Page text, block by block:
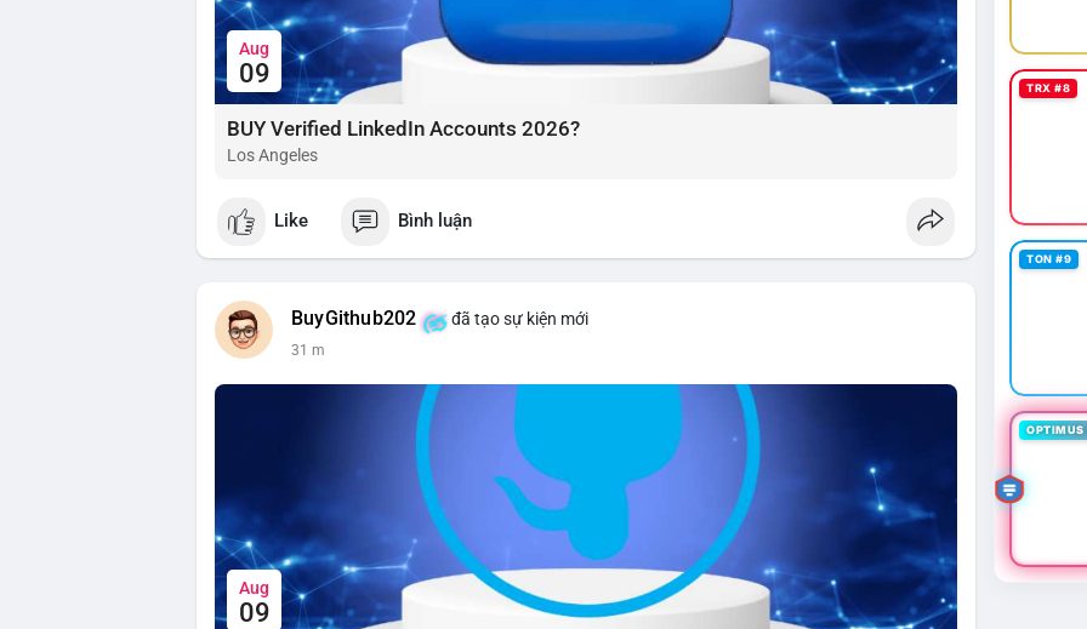
Aug
09
BUY Verified LinkedIn Accounts 2026?
Los Angeles
Like Bình luận
BuyGithub202 đã tạo sự kiện mới
31 m
Aug
09
TRX #8
TON #9
OPTIMUS